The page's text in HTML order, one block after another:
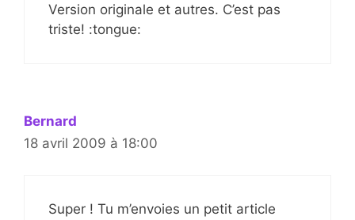
Version originale et autres. C’est pas
triste! :tongue:
Bernard
18 avril 2009 à 18:00
Super ! Tu m’envoies un petit article